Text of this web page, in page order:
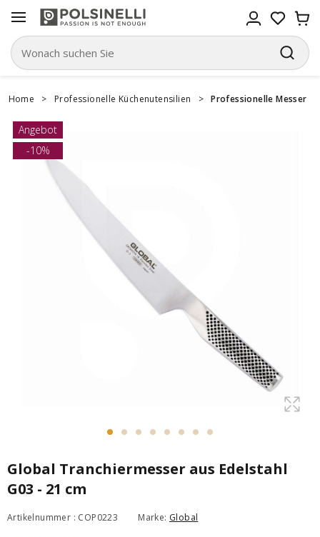
Home > Professionelle Küchenutensilien > Professionelle Messer
Angebot
-10%
Global Tranchiermesser aus Edelstahl
G03 - 21 cm
Artikelnummer : COP0223 Marke: Global